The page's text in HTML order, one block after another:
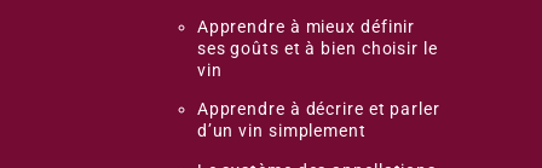
Apprendre à mieux définir
ses goûts et à bien choisir le
vin
Apprendre à décrire et parler
d’un vin simplement